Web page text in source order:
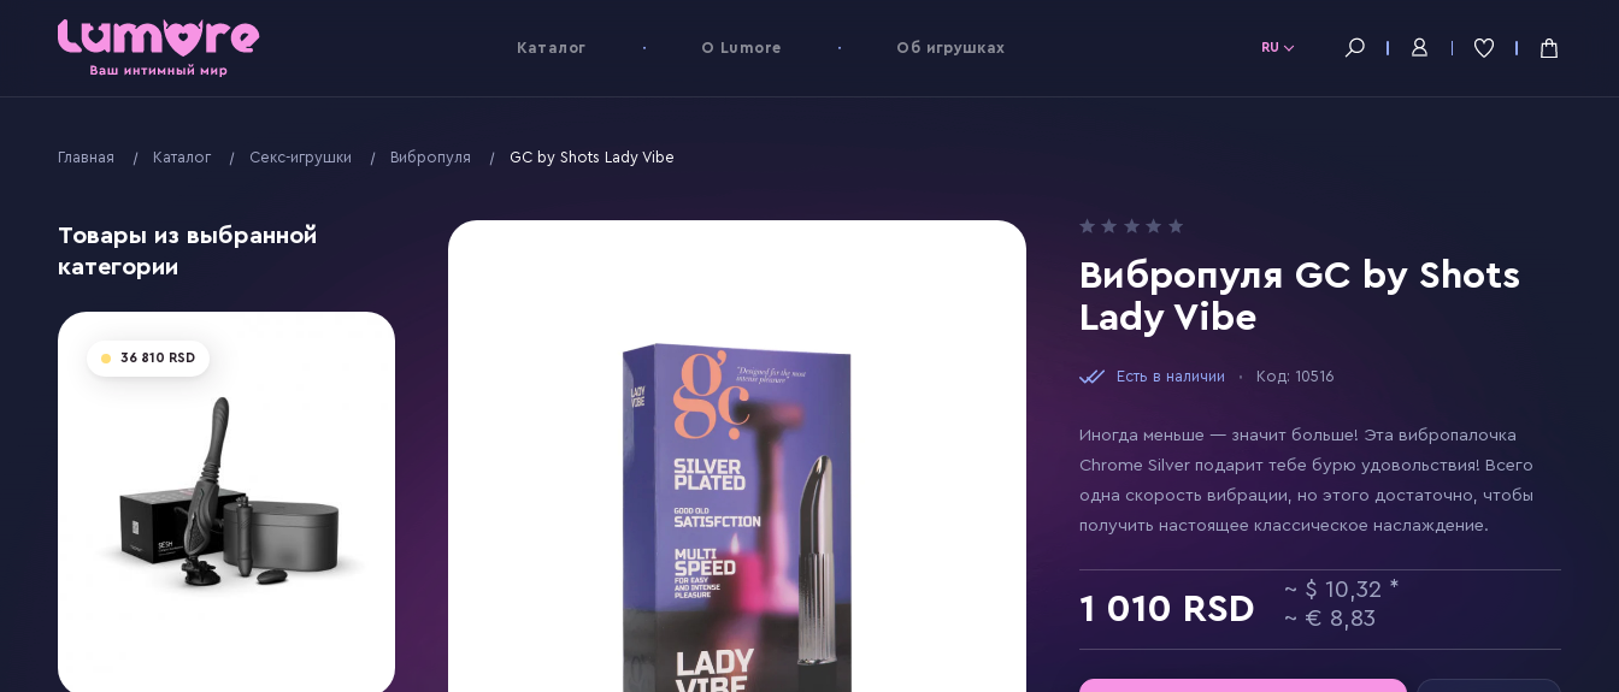
Kаталог О Lumore Об игрушках RU
Главная Kаталог Секс-игрушки Вибропуля GC by Shots Lady Vibe
Товары из выбранной
категории
36 810
Вибропуля GC by Shots
Lady Vibe
Есть в наличии Код: 10516
Иногда меньше — значит больше! Эта вибропалочка
Chrome Silver подарит тебе бурю удовольствия! Всего
одна скорость вибрации, но этого достаточно, чтобы
получить настоящее классическое наслаждение.
1 010
10,32
8,83